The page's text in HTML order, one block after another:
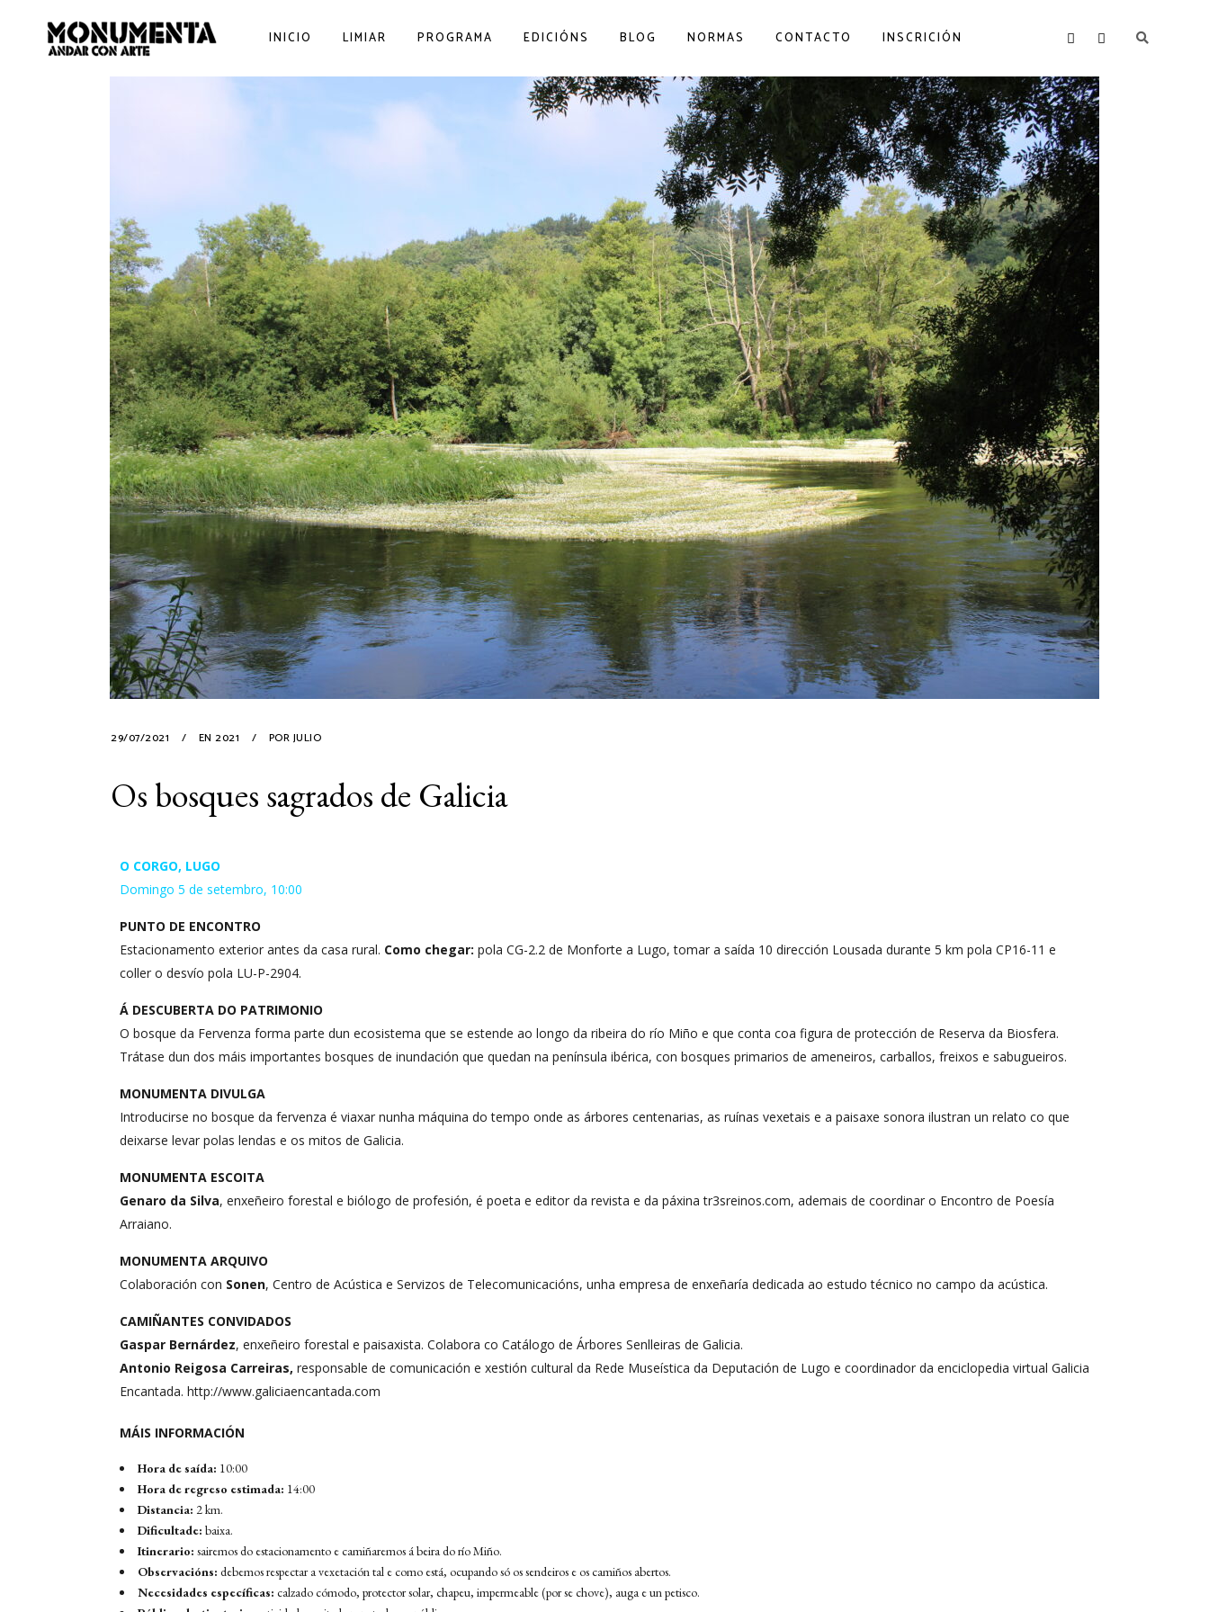
INICIO LIMIAR PROGRAMA EDICIÓNS BLOG NORMAS CONTACTO INSCRICIÓN
29/07/2021 EN 2021 POR JULIO
Os bosques sagrados de Galicia
O CORGO, LUGO
Domingo 5 de setembro, 10:00
PUNTO DE ENCONTRO
Estacionamento exterior antes da casa rural. Como chegar: pola CG-2.2 de Monforte a Lugo, tomar a saída 10 dirección Lousada durante 5 km pola CP16-11 e
coller o desvío pola LU-P-2904.
Á DESCUBERTA DO PATRIMONIO
O bosque da Fervenza forma parte dun ecosistema que se estende ao longo da ribeira do río Miño e que conta coa figura de protección de Reserva da Biosfera.
Trátase dun dos máis importantes bosques de inundación que quedan na península ibérica, con bosques primarios de ameneiros, carballos, freixos e sabugueiros.
MONUMENTA DIVULGA
Introducirse no bosque da fervenza é viaxar nunha máquina do tempo onde as árbores centenarias, as ruínas vexetais e a paisaxe sonora ilustran un relato co que
deixarse levar polas lendas e os mitos de Galicia.
MONUMENTA ESCOITA
Genaro da Silva, enxeñeiro forestal e biólogo de profesión, é poeta e editor da revista e da páxina tr3sreinos.com, ademais de coordinar o Encontro de Poesía
Arraiano.
MONUMENTA ARQUIVO
Colaboración con Sonen, Centro de Acústica e Servizos de Telecomunicacións, unha empresa de enxeñaría dedicada ao estudo técnico no campo da acústica.
CAMIÑANTES CONVIDADOS
Gaspar Bernárdez, enxeñeiro forestal e paisaxista. Colabora co Catálogo de Árbores Senlleiras de Galicia.
Antonio Reigosa Carreiras, responsable de comunicación e xestión cultural da Rede Museística da Deputación de Lugo e coordinador da enciclopedia virtual Galicia
Encantada. http://www.galiciaencantada.com
MÁIS INFORMACIÓN
Hora de saída: 10:00
Hora de regreso estimada: 14:00
Distancia: 2 km.
Dificultade: baixa.
Itinerario: sairemos do estacionamento e camiñaremos á beira do río Miño.
Observacións: debemos respectar a vexetación tal e como está, ocupando só os sendeiros e os camiños abertos.
Necesidades específicas: calzado cómodo, protector solar, chapeu, impermeable (por se chove), auga e un petisco.